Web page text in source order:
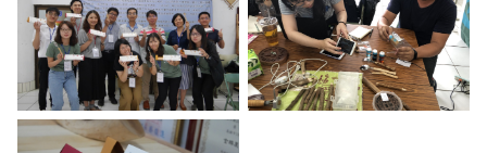
外部連結
EN